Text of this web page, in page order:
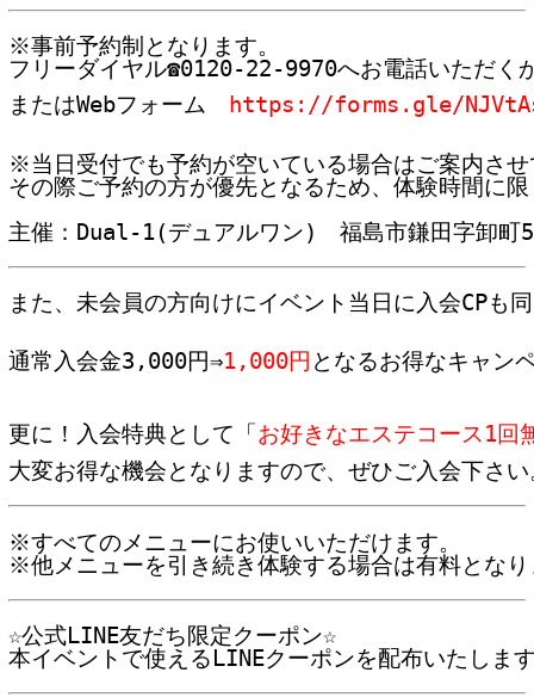
※事前予約制となります。
フリーダイヤル☎0120-22-9970へお電話いただく
またはWebフォーム https://forms.gle/
※当日受付でも予約が空いている場合はご案内さ
その際ご予約の方が優先となるため、体験時間に
主催：Dual-1(デュアルワン)　福島市鎌田字
また、未会員の方向けにイベント当日に入会CPも
通常入会金3,000円⇒1,000円 となるお得なキャン
更に！入会特典として「お好きなエステコース1回
大変お得な機会となりますので、ぜひご入会下さい
※すべてのメニューにお使いいただけます。
※他メニューを引き続き体験する場合は有料とな
☆公式LINE友だち限定クーポン☆
本イベントで使えるLINEクーポンを配布いたしま